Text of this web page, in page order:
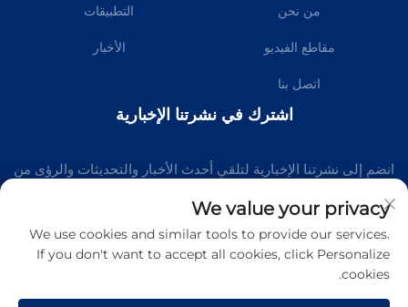
من نحن التطبيقات
مقاطع الفيديو الأخبار
اتصل بنا
اشترك في نشرتنا الإخبارية
انضم إلى نشرتنا الإخبارية لتلقي أحدث الأخبار والتحديثات والرؤى من
فريقنا.
اشترك
We value your privacy
We use cookies and similar tools to provide our services.
If you don't want to accept all cookies, click Personalize
cookies.